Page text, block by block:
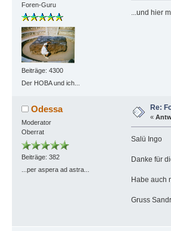
Foren-Guru
Beiträge: 4300
Der HOBA und ich...
...und hier
Odessa
Moderator
Oberrat
Beiträge: 382
...per aspera ad astra...
Re:
«
Salü Ingo
Danke für
Habe auch
Gruss